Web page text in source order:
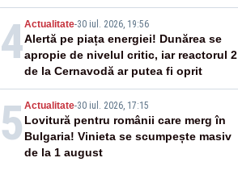
4Actualitate-30 iul. 2026, 19:56
Alertă pe piața energiei! Dunărea se
apropie de nivelul critic, iar reactorul 2
de la Cernavodă ar putea fi oprit
5 Actualitate-30 iul. 2026, 17:15
Lovitură pentru românii care merg în
Bulgaria! Vinieta se scumpește masiv
de la 1 august